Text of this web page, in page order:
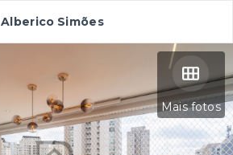
Alberico Simões
Mais fotos